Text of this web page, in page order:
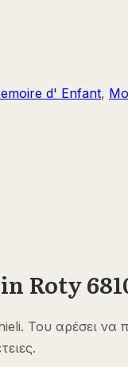
d' Enfant,
Roty
Του αρέσει να